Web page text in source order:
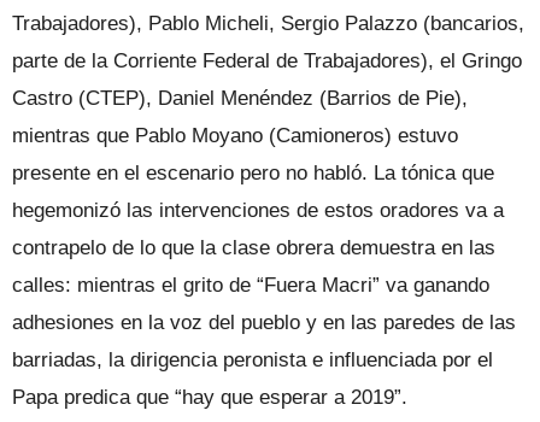
Trabajadores), Pablo Micheli, Sergio Palazzo (bancarios,
parte de la Corriente Federal de Trabajadores), el Gringo
Castro (CTEP), Daniel Menéndez (Barrios de Pie),
mientras que Pablo Moyano (Camioneros) estuvo
presente en el escenario pero no habló. La tónica que
hegemonizó las intervenciones de estos oradores va a
contrapelo de lo que la clase obrera demuestra en las
calles: mientras el grito de “Fuera Macri” va ganando
adhesiones en la voz del pueblo y en las paredes de las
barriadas, la dirigencia peronista e influenciada por el
Papa predica que “hay que esperar a 2019”.